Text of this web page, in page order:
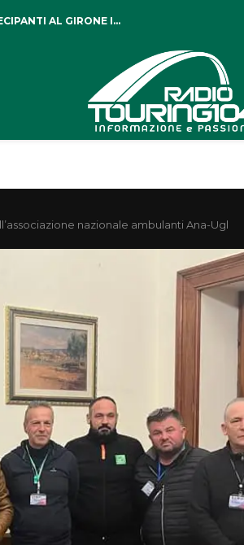
AL GIRONE I...
nazionale ambulanti Ana-Ugl